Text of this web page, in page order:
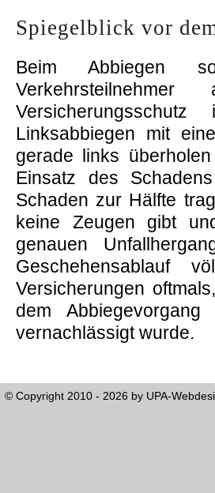
Spiegelblick vor
Beim Abbiegen
Linksabbiegen mit
gerade links
Einsatz des
Schaden zur Hälfte
keine Zeugen gibt
genauen
Geschehensablauf
Versicherungen
dem
vernachlässigt wurde.
© Copyright 2010 - 2026 by UPA-